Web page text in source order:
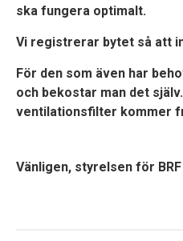
ska fungera optimalt.
Vi registrerar bytet så att
För den som även har
och bekostar man det
ventilationsfilter kommer
Vänligen, styrelsen för